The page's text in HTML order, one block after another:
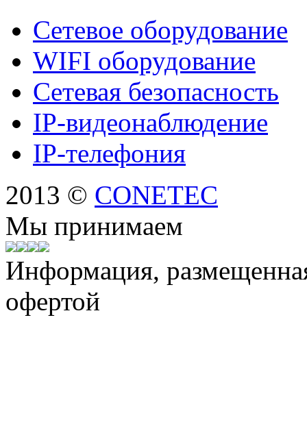
Сетевое оборудование
WIFI оборудование
Сетевая безопасность
IP-видеонаблюдение
IP-телефония
2013 © CONETEC
Мы принимаем
Информация,
офертой